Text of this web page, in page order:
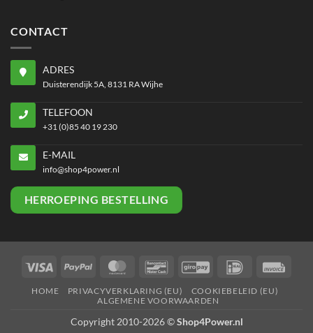
CONTACT
ADRES
Duisterendijk 5A, 8131 RA Wijhe
TELEFOON
+31 (0)85 40 19 230
E-MAIL
info@shop4power.nl
HERROEPING BESTELLING
Visa PayPal MasterCardBancontactGiroPay IDeal
HOME PRIVACYVERKLARING (EU)
COOKIEBELEID (EU)
ALGEMENE VOORWAARDEN
Copyright 2010-2026 ©Shop4Power.nl